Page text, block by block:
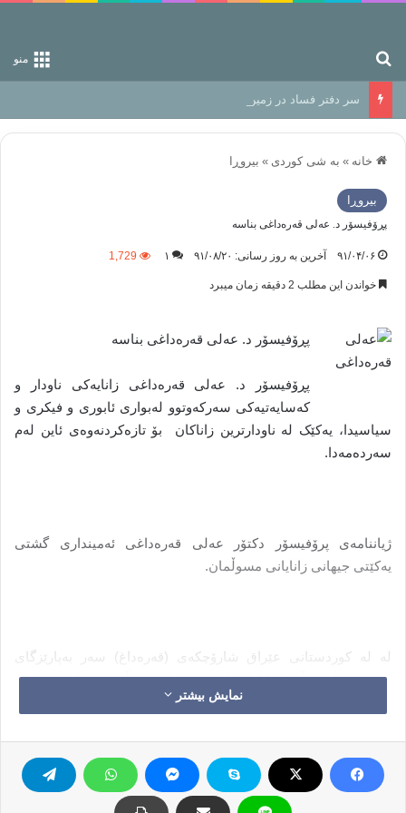
منو
سر دفتر فساد در زمین‌، دوری وکناره‌گیری از راه خداست‌!
خانه » به شی کوردی » بیروڕا
بیروڕا
پڕۆفیسۆر د. عەلى قەرەداغى بناسه
۹۱/۰۴/۰۶ آخرین به روز رسانی: ۹۱/۰۸/۲۰ ۱ 1,729
خواندن این مطلب 2 دقیقه زمان میبرد
پڕۆفیسۆر د. عەلى قەرەداغى بناسه
پڕۆفیسۆر د. عەلى قەرەداغى زانایەکى ناودار و
کەسایەتیەکى سەرکەوتوو لەبوارى ئابوری و فیکرى و
سیاسیدا، یەکێک لە ناودارترین زاناکان بۆ تازەکردنەوەى ئاین لەم
سەردەمەدا.
ژیاننامەى پرۆفیسۆر دکتۆر عەلى قەرەداغى ئەمیندارى گشتى
یەکێتى جیهانى زانایانى مسوڵمان.
لە لە کوردستانى عێراق شارۆچکەى (قەرەداغ) سەر بەپارێزگاى
سلێمانى لە ساڵی 1949 لە دایک بووە، لە بنەماڵەیەکى ئاین پەروەرو
زانست خواز کە بنەچەیان دەگەڕێتەوە بۆ سەر حسێنی کوڕى عەلی
لەبەرى کردووە، لە دوایدا چوە بۆ شاری سلێمانى بۆ تەواوکردنى
زانستە شەرعیەکان لە سەردەستی مامی شێخ نجم الدین قەرەداغی
پاشان شێخ و زانای بەناوبانگی مستەفا قەرەداغی و هەروەها
نمایش بیشتر